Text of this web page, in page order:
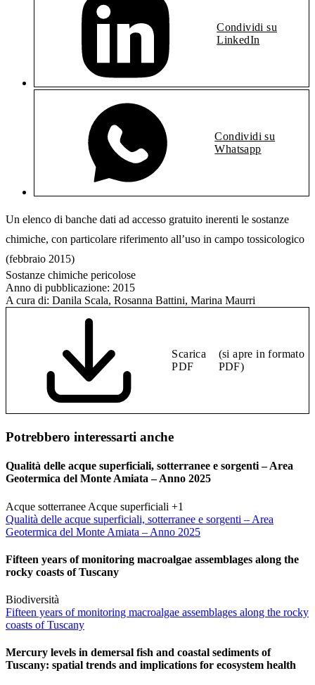
Condividi su
LinkedIn
Condividi su
Whatsapp
Un elenco di banche dati ad accesso gratuito inerenti le sostanze
chimiche, con particolare riferimento all’uso in campo tossicologico
(febbraio 2015)
Sostanze chimiche pericolose
Anno di pubblicazione: 2015
A cura di: Danila Scala, Rosanna Battini, Marina Maurri
Scarica
PDF
(si apre in formato
PDF)
Potrebbero interessarti anche
Qualità delle acque superficiali, sotterranee e sorgenti – Area
Geotermica del Monte Amiata – Anno 2025
Acque sotterranee Acque superficiali +1
Qualità delle acque superficiali, sotterranee e sorgenti – Area
Geotermica del Monte Amiata – Anno 2025
Fifteen years of monitoring macroalgae assemblages along the
rocky coasts of Tuscany
Biodiversità
Fifteen years of monitoring macroalgae assemblages along the rocky
coasts of Tuscany
Mercury levels in demersal fish and coastal sediments of
Tuscany: spatial trends and implications for ecosystem health